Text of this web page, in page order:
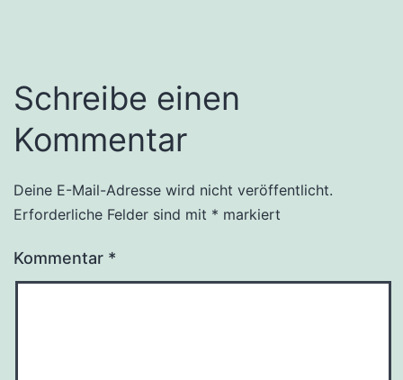
Schreibe einen
Kommentar
Deine E-Mail-Adresse wird nicht veröffentlicht.
Erforderliche Felder sind mit * markiert
Kommentar *